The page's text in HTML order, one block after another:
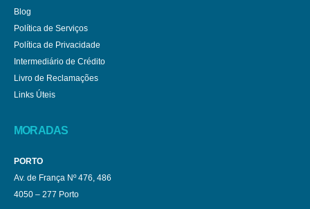
Blog
Política de Serviços
Política de Privacidade
Intermediário de Crédito
Livro de Reclamações
Links Úteis
MORADAS
PORTO
Av. de França Nº 476, 486
4050 – 277 Porto